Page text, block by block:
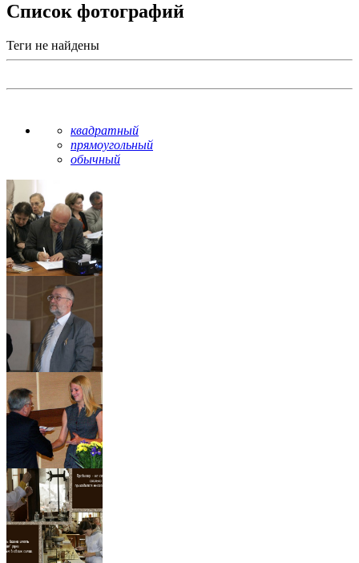
Список фотографий
Теги не найдены
квадратный
прямоугольный
обычный